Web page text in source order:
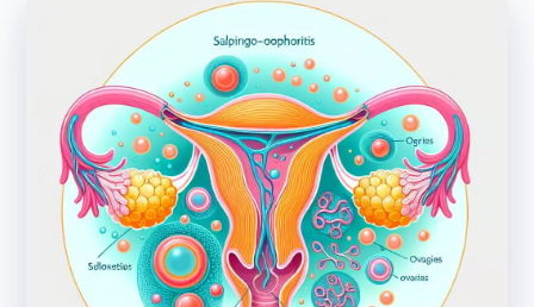
Вартість забору біоматеріалу (крім крові) - від
Всього: 0 грн
Попередній запис на дослідження не
потрібний. Виняток становлять мазки та